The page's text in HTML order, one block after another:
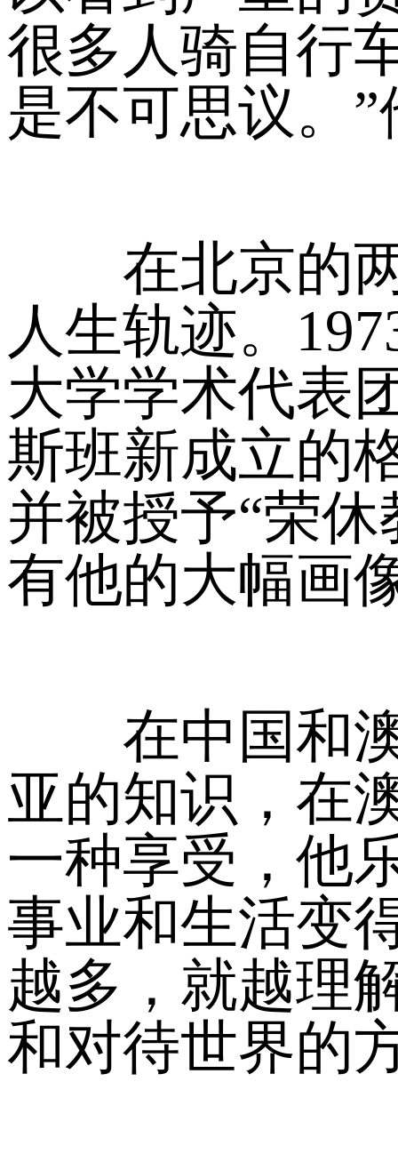
很多人骑自行
是不可思议。
在北京的两
人生轨迹。
大学学术代表
斯班新成立的
并被授予“荣
有他的大幅画
在中国和澳
亚的知识，在
一种享受，他
事业和生活变
越多，就越理
和对待世界的